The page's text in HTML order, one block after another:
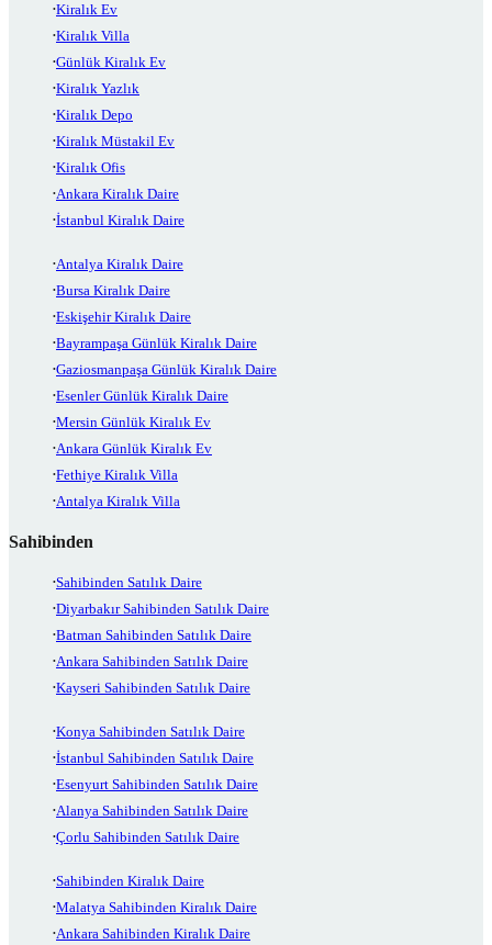
Kiralık Ev
Kiralık Villa
Günlük Kiralık Ev
Kiralık Yazlık
Kiralık Depo
Kiralık Müstakil Ev
Kiralık Ofis
Ankara Kiralık Daire
İstanbul Kiralık Daire
Antalya Kiralık Daire
Bursa Kiralık Daire
Eskişehir Kiralık Daire
Bayrampaşa Günlük Kiralık Daire
Gaziosmanpaşa Günlük Kiralık Daire
Esenler Günlük Kiralık Daire
Mersin Günlük Kiralık Ev
Ankara Günlük Kiralık Ev
Fethiye Kiralık Villa
Antalya Kiralık Villa
Sahibinden
Sahibinden Satılık Daire
Diyarbakır Sahibinden Satılık Daire
Batman Sahibinden Satılık Daire
Ankara Sahibinden Satılık Daire
Kayseri Sahibinden Satılık Daire
Konya Sahibinden Satılık Daire
İstanbul Sahibinden Satılık Daire
Esenyurt Sahibinden Satılık Daire
Alanya Sahibinden Satılık Daire
Çorlu Sahibinden Satılık Daire
Sahibinden Kiralık Daire
Malatya Sahibinden Kiralık Daire
Ankara Sahibinden Kiralık Daire